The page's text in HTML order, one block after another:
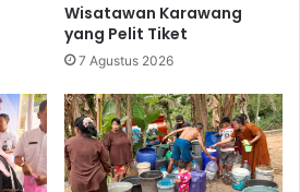
Wisatawan Karawang
yang Pelit Tiket
7 Agustus 2026